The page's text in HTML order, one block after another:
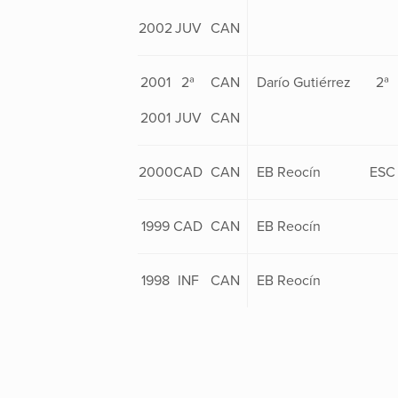
2002JUV CAN
2001 2ª CAN Darío Gutiérrez
2ª
2001 JUV CAN
2000CAD CAN EB Reocín ESC
1999 CAD CAN EB Reocín
1998 INF CAN EB Reocín